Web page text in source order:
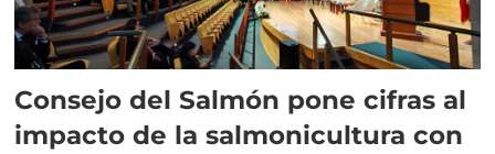
Consejo del Salmón pone cifras al
impacto de la salmonicultura con